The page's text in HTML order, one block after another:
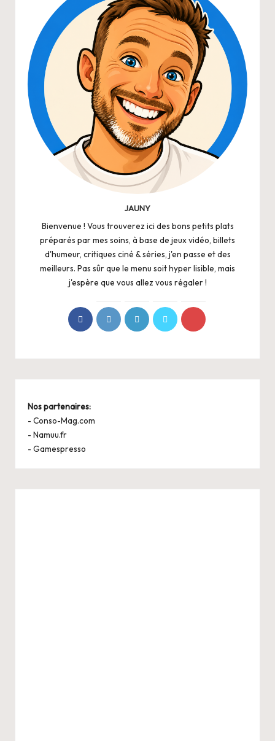
JAUNY
Bienvenue ! Vous trouverez ici des bons petits plats
préparés par mes soins, à base de jeux vidéo, billets
d'humeur, critiques ciné & séries, j'en passe et des
meilleurs. Pas sûr que le menu soit hyper lisible, mais
j'espère que vous allez vous régaler !
Nos partenaires:
- Conso-Mag.com
- Namuu.fr
- Gamespresso